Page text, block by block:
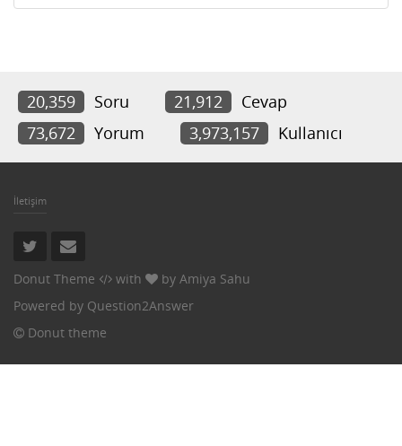
20,359 Soru 21,912
Cevap
73,672
Yorum 3,973,157 Kullanıcı
İletişim
Donut Theme with by Amiya Sahu
Powered by Question2Answer
Donut theme